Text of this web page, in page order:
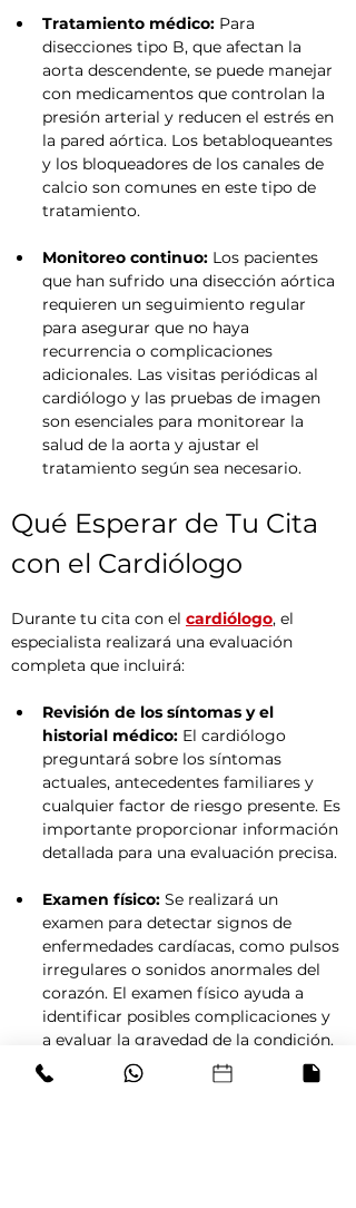
Tratamiento médico: Para
disecciones tipo B, que afectan la
aorta descendente, se puede manejar
con medicamentos que controlan la
presión arterial y reducen el estrés en
la pared aórtica. Los betabloqueantes
y los bloqueadores de los canales de
calcio son comunes en este tipo de
tratamiento.
Monitoreo continuo: Los pacientes
que han sufrido una disección aórtica
requieren un seguimiento regular
para asegurar que no haya
recurrencia o complicaciones
adicionales. Las visitas periódicas al
cardiólogo y las pruebas de imagen
son esenciales para monitorear la
salud de la aorta y ajustar el
tratamiento según sea necesario.
Qué Esperar de Tu Cita
con el Cardiólogo
Durante tu cita con el cardiólogo, el
especialista realizará una evaluación
completa que incluirá:
Revisión de los síntomas y el
historial médico: El cardiólogo
preguntará sobre los síntomas
actuales, antecedentes familiares y
cualquier factor de riesgo presente. Es
importante proporcionar información
detallada para una evaluación precisa.
Examen físico: Se realizará un
examen para detectar signos de
enfermedades cardíacas, como pulsos
irregulares o sonidos anormales del
corazón. El examen físico ayuda a
identificar posibles complicaciones y
a evaluar la gravedad de la condición.
Solicitar pruebas diagnósticas: